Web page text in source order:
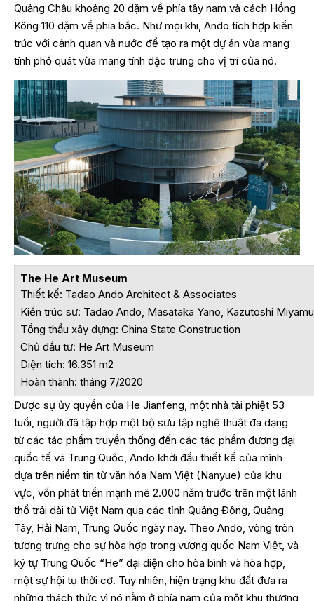
Quảng Châu khoảng 20 dặm về phía tây nam và cách Hồng
Kông 110 dặm về phía bắc. Như mọi khi, Ando tích hợp kiến
trúc với cảnh quan và nước để tạo ra một dự án vừa mang
tính phổ quát vừa mang tính đặc trưng cho vị trí của nó.
The He Art Museum
Thiết kế: Tadao Ando Architect & Associates
Kiến trúc sư: Tadao Ando, Masataka Yano, Kazutoshi
Tổng thầu xây dựng: China State Construction
Chủ đầu tư: He Art Museum
Diện tích: 16.351 m2
Hoàn thành: tháng 7/2020
Được sự ủy quyền của He Jianfeng, một nhà tài phiệt 53
tuổi, người đã tập hợp một bộ sưu tập nghệ thuật đa dạng
từ các tác phẩm truyền thống đến các tác phẩm đương đại
quốc tế và Trung Quốc, Ando khởi đầu thiết kế của mình
dựa trên niềm tin từ văn hóa Nam Việt (Nanyue) của khu
vực, vốn phát triển mạnh mẽ 2.000 năm trước trên một lãnh
thổ trải dài từ Việt Nam qua các tỉnh Quảng Đông, Quảng
Tây, Hải Nam, Trung Quốc ngày nay. Theo Ando, vòng tròn
tượng trưng cho sự hòa hợp trong vương quốc Nam Việt, và
ký tự Trung Quốc “He” đại diện cho hòa bình và hòa hợp,
một sự hội tụ thời cơ. Tuy nhiên, hiện trạng khu đất đưa ra
những thách thức vì nó nằm ở phía nam của một khu thương